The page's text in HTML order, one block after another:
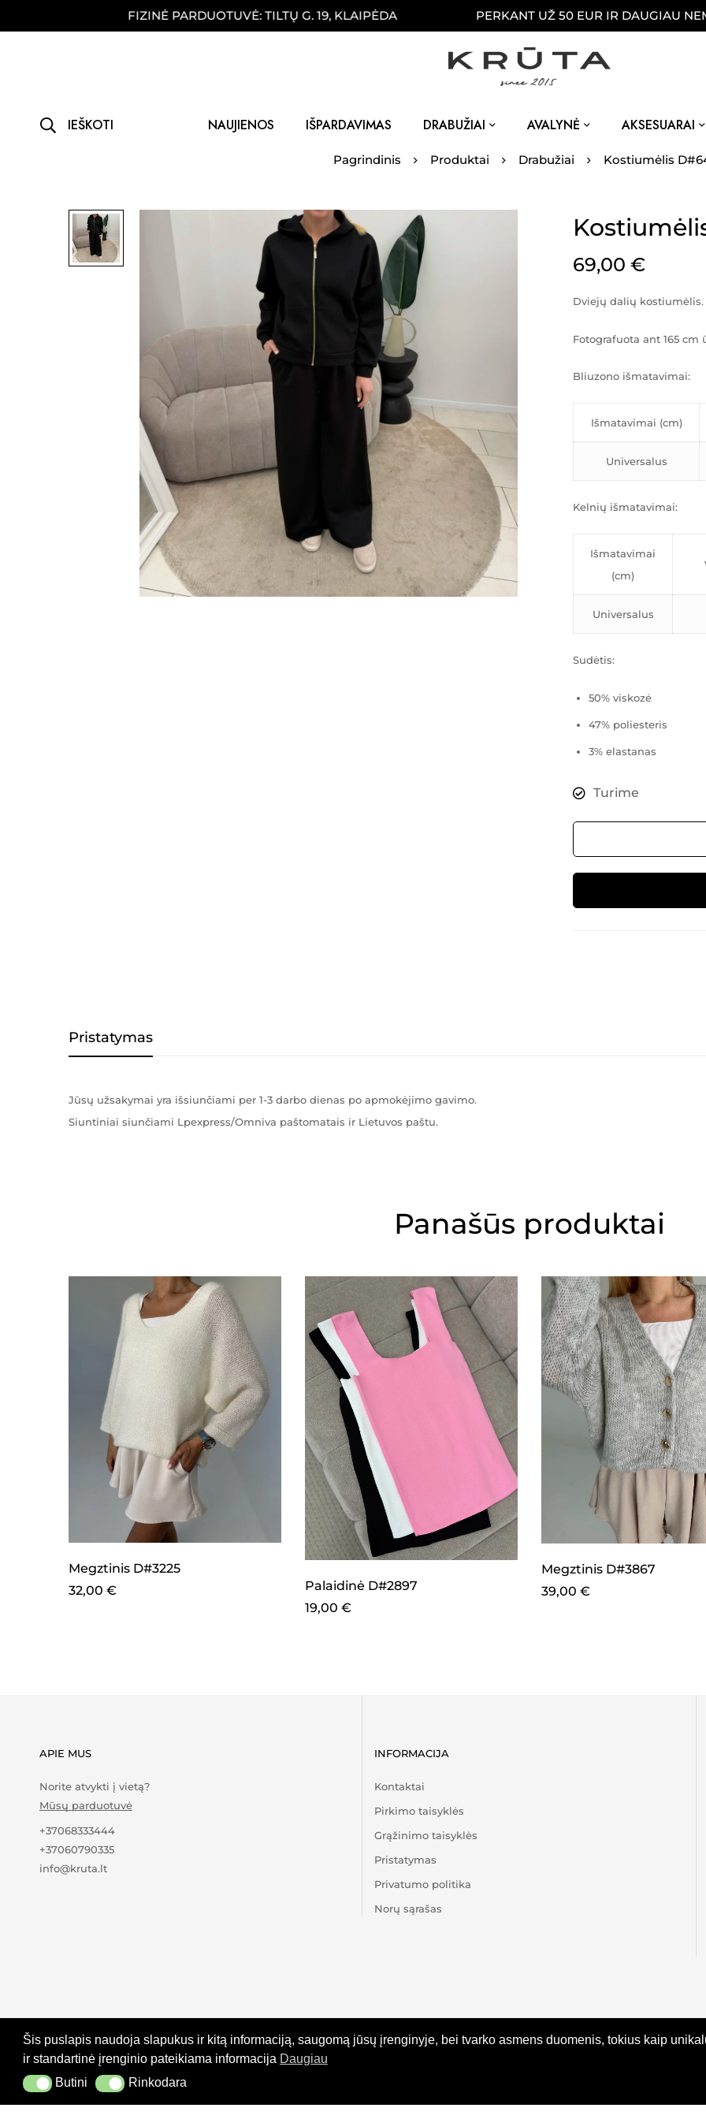
Šis puslapis naudoja slapukus ir kitą informaciją, saugomą jūsų įrenginyje, bei tvarko asmens duomenis, tokius kaip
ir standartinė įrenginio pateikiama informacija Daugiau
Butini Butini RinkodaraRinkodara
FIZINĖ PARDUOTUVĖ: TILTŲ G. 19, KLAIPĖDA PERKANT UŽ 50 EUR IR DAUGIAU
IEŠKOTI NAUJIENOS IŠPARDAVIMAS DRABUŽIAI AVALYNĖ AKSESUARAI
Pagrindinis Produktai Drabužiai Kostiumėlis
69,00 €
Dviejų dalių kostiumėlis.
Fotografuota ant 165 cm
Bliuzono išmatavimai:
Išmatavimai (cm)
Universalus
Kelnių išmatavimai:
Išmatavimai
(cm)
Universalus
Sudėtis:
50% viskozė
47% poliesteris
3% elastanas
Turime
Pristatymas
Jūsų užsakymai yra išsiunčiami per 1-3 darbo dienas po apmokėjimo gavimo.
Siuntiniai siunčiami Lpexpress/Omniva paštomatais ir Lietuvos paštu.
Panašūs produktai
Megztinis D#3225
32,00 €
Palaidinė D#2897
19,00 €
Megztinis D#3867
39,00 €
APIE MUS
Norite atvykti į vietą?
Mūsų parduotuvė
+37068333444
+37060790335
info@kruta.lt
INFORMACIJA
Kontaktai
Pirkimo taisyklės
Grąžinimo taisyklės
Pristatymas
Privatumo politika
Norų sąrašas